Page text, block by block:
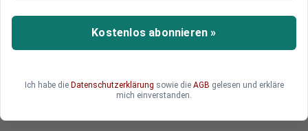
für möglich
Kann Deutschland eine „Notlage“ erklären, um
gegebenenfalls EU-Recht auszuhebeln und
CDU-Chef Merz vorschlägt? Experten schließen
die Möglichkeit nicht aus.
Kostenlos abonnieren »
Ich habe die Datenschutzerklärung sowie die AGB gelesen und erkläre
mich einverstanden.